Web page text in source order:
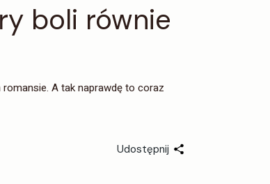
boli równie
A tak naprawdę to coraz
Udostępnij